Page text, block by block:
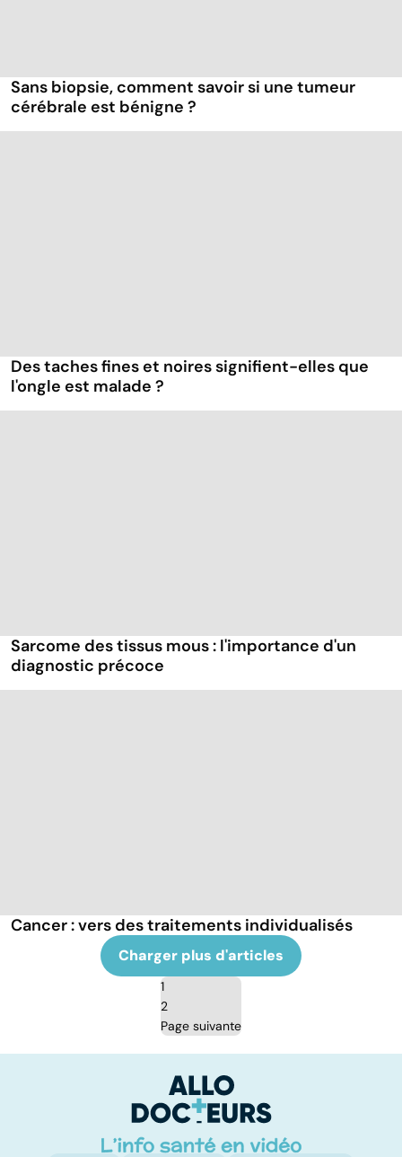
Sans biopsie, comment savoir si une tumeur
cérébrale est bénigne ?
Des taches fines et noires signifient-elles que
l'ongle est malade ?
Sarcome des tissus mous : l'importance d'un
diagnostic précoce
Cancer : vers des traitements individualisés
Charger plus d'articles
1
2
Page suivante